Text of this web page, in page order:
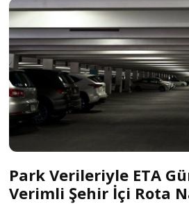
Park Verileriyle ETA
Verimli Şehir İçi Rota